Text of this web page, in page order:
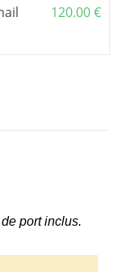
120.00€
port inclus.